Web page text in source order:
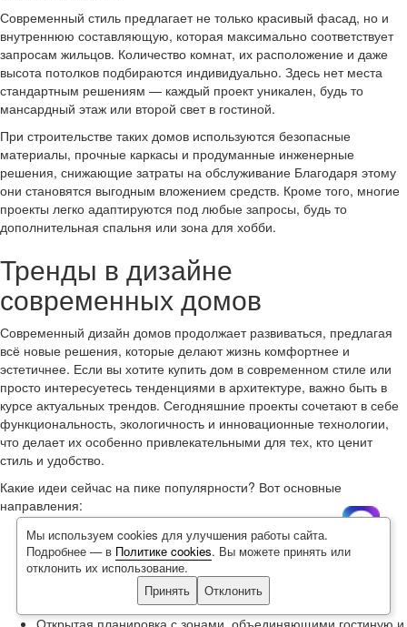
Современный стиль предлагает не только красивый фасад, но и
внутреннюю составляющую, которая максимально соответствует
запросам жильцов. Количество комнат, их расположение и даже
высота потолков подбираются индивидуально. Здесь нет места
стандартным решениям — каждый проект уникален, будь то
мансардный этаж или второй свет в гостиной.
При строительстве таких домов используются безопасные
материалы, прочные каркасы и продуманные инженерные
решения, снижающие затраты на обслуживание Благодаря этому
они становятся выгодным вложением средств. Кроме того, многие
проекты легко адаптируются под любые запросы, будь то
дополнительная спальня или зона для хобби.
Тренды в дизайне
современных домов
Современный дизайн домов продолжает развиваться, предлагая
всё новые решения, которые делают жизнь комфортнее и
эстетичнее. Если вы хотите купить дом в современном стиле или
просто интересуетесь тенденциями в архитектуре, важно быть в
курсе актуальных трендов. Сегодняшние проекты сочетают в себе
функциональность, экологичность и инновационные технологии,
что делает их особенно привлекательными для тех, кто ценит
стиль и удобство.
Какие идеи сейчас на пике популярности? Вот основные
направления:
Минималистичные фасады с акцентом на геометрию и
чёткие линии.
Использование натуральных материалов: дерево, камень,
Открытая планировка с зонами, объединяющими гостиную и
Мы используем cookies для улучшения работы сайта.
Подробнее — в Политике cookies. Вы можете принять или
отклонить их использование.
Принять
Отклонить